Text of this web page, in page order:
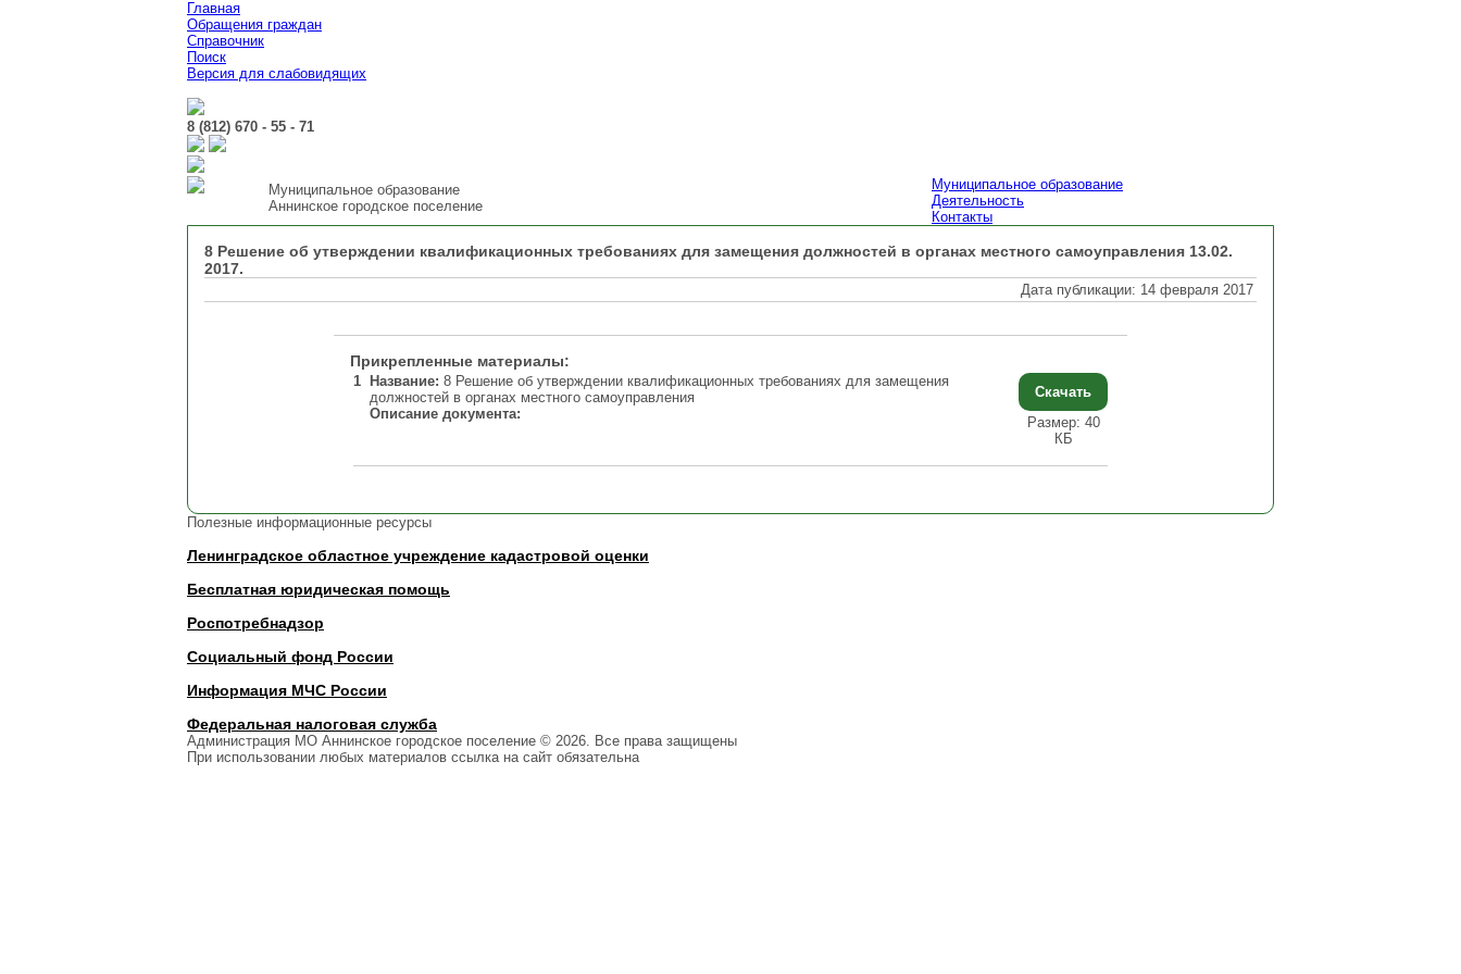
Главная
Обращения граждан
Справочник
Поиск
Версия для слабовидящих
8 (812) 670 - 55 - 71
Муниципальное образование
Аннинское городское поселение
Муниципальное образование
Деятельность
Контакты
8 Решение об утверждении квалификационных требованиях для замещения должностей в органах местного самоуправления 13.02.
2017.
Дата публикации: 14 февраля 2017
Прикрепленные материалы:
1 Название: 8 Решение об утверждении квалификационных требованиях для замещения
должностей в органах местного самоуправления
Описание документа:
Скачать
Размер: 40
КБ
Полезные информационные ресурсы
Ленинградское областное учреждение кадастровой оценки
Бесплатная юридическая помощь
Роспотребнадзор
Социальный фонд России
Информация МЧС России
Федеральная налоговая служба
Администрация МО Аннинское городское поселение © 2026. Все права защищены
При использовании любых материалов ссылка на сайт обязательна